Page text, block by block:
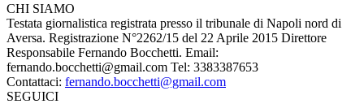
CHI SIAMO
Testata giornalistica registrata presso il tribunale di Napoli nord di
Aversa. Registrazione N°2262/15 del 22 Aprile 2015 Direttore
Responsabile Fernando Bocchetti. Email:
fernando.bocchetti@gmail.com Tel: 3383387653
Contattaci: fernando.bocchetti@gmail.com
SEGUICI